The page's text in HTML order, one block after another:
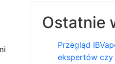
Ostatnie
Przegląd
ekspertów czy